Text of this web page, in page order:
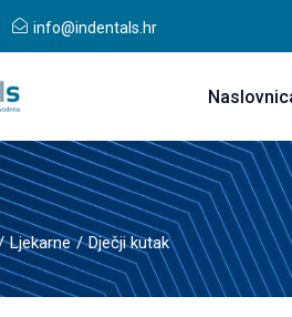
info@indentals.hr
Ljekarne Dječji kutak